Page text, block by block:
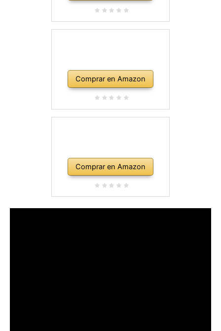
Comprar en Amazon
Comprar en Amazon